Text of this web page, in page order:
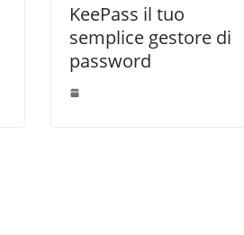
KeePass il tuo
semplice gestore di
password